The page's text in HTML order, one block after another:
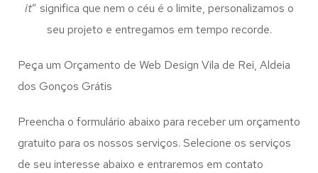
it” significa que nem o céu é o limite, personalizamos o
seu projeto e entregamos em tempo recorde.
Peça um Orçamento de Web Design Vila de Rei, Aldeia
dos Gonços Grátis
Preencha o formulário abaixo para receber um orçamento
gratuito para os nossos serviços. Selecione os serviços
de seu interesse abaixo e entraremos em contato